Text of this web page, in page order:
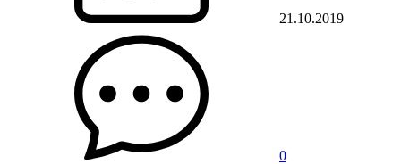
21.10.2019
0